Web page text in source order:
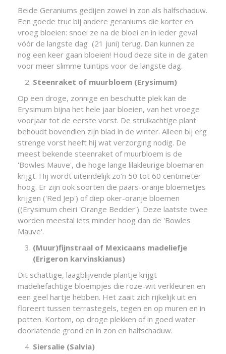
Beide Geraniums gedijen zowel in zon als halfschaduw.
Een goede truc bij andere geraniums die korter en
vroeg bloeien: snoei ze na de bloei en in ieder geval
vóór de langste dag (21 juni) terug. Dan kunnen ze
nog een keer gaan bloeien! Houd deze site in de gaten
voor meer slimme tuintips voor de langste dag.
Steenraket of muurbloem (Erysimum)
Op een droge, zonnige en beschutte plek kan de
Erysimum bijna het hele jaar bloeien, van het vroege
voorjaar tot de eerste vorst. De struikachtige plant
behoudt bovendien zijn blad in de winter. Alleen bij erg
strenge vorst heeft hij wat verzorging nodig. De
meest bekende steenraket of muurbloem is de
'Bowles Mauve', die hoge lange lilakleurige bloemaren
krijgt. Hij wordt uiteindelijk zo'n 50 tot 60 centimeter
hoog. Er zijn ook soorten die paars-oranje bloemetjes
krijgen ('Red Jep') of diep oker-oranje bloemen
((Erysimum cheiri 'Orange Bedder'). Deze laatste twee
worden meestal iets minder hoog dan de 'Bowles
Mauve'.
(Muur)fijnstraal of Mexicaans madeliefje
(Erigeron karvinskianus)
Dit schattige, laagblijvende plantje krijgt
madeliefachtige bloempjes die roze-wit verkleuren en
een geel hartje hebben. Het zaait zich rijkelijk uit en
floreert tussen terrastegels, tegen en op muren en in
potten. Kortom, op droge plekken of in goed water
doorlatende grond en in zon en halfschaduw.
Siersalie (Salvia)